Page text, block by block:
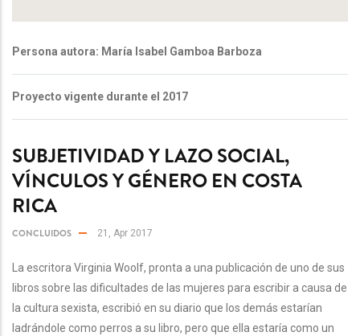
Persona autora: María Isabel Gamboa Barboza
Proyecto vigente durante el 2017
SUBJETIVIDAD Y LAZO SOCIAL,
VÍNCULOS Y GÉNERO EN COSTA
RICA
CONCLUIDOS 21, Apr 2017
La escritora Virginia Woolf, pronta a una publicación de uno de sus
libros sobre las dificultades de las mujeres para escribir a causa de
la cultura sexista, escribió en su diario que los demás estarían
ladrándole como perros a su libro, pero que ella estaría como un